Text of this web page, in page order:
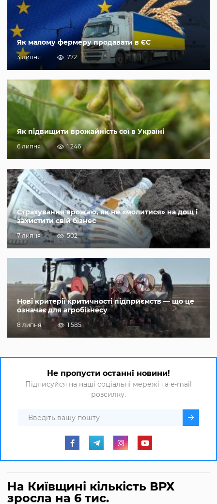
Як малому фермеру продавати в ЄС
3 липня 772
Як підвищити врожайність сої в Україні
6 липня 1 246
Страхування врожаю, як не «молитися» на дощ і
захистити свій бізнес
7 липня 502
Нові критерії критичності підприємств — що це
означає для агробізнесу
8 липня 1 585
Не пропусти останні новини!
Підписуйся на наші соціальні мережі та e-mail
розсилку.
На Київщині кількість ВРХ
зросла на 6 тис.